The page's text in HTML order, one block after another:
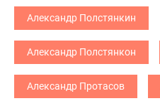
Александр Полстянкин
Александр Полстянкон
Александр Протасов